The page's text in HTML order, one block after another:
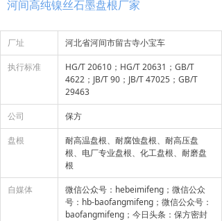
河间高纯镍丝石墨盘根厂家
厂址 河北省河间市留古寺小宝车
执行标准
HG/T 20610；HG/T 20631；GB/T
4622；JB/T 90；JB/T 47025；GB/T
29463
公司 保方
盘根
耐高温盘根、耐腐蚀盘根、耐高压盘
根、电厂专业盘根、化工盘根、耐磨盘
根
自媒体
微信公众号：hebeimifeng；微信公众
号：hb-baofangmifeng；微信公众号：
baofangmifeng；今日头条：保方密封